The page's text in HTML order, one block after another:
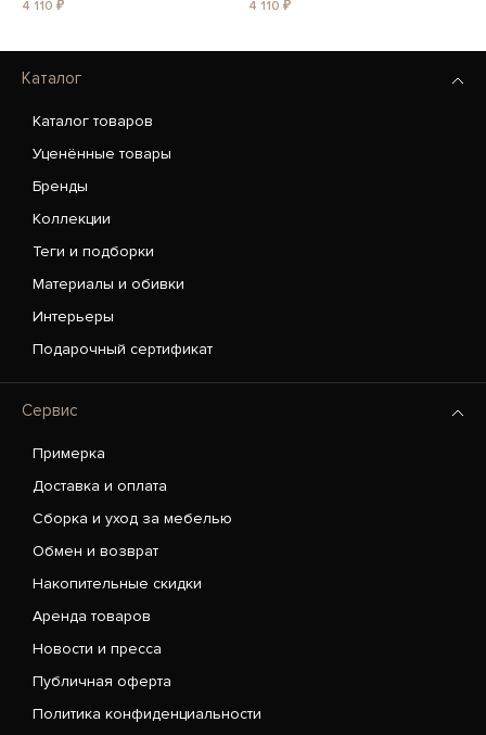
4 110 ₽
4 110 ₽
Каталог
Каталог товаров
Уценённые товары
Бренды
Коллекции
Теги и подборки
Материалы и обивки
Интерьеры
Подарочный сертификат
Сервис
Примерка
Доставка и оплата
Сборка и уход за мебелью
Обмен и возврат
Накопительные скидки
Аренда товаров
Новости и пресса
Публичная оферта
Политика конфиденциальности